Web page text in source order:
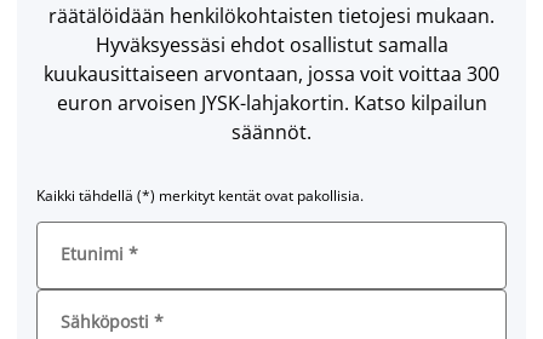
räätälöidään henkilökohtaisten tietojesi mukaan.
Hyväksyessäsi ehdot osallistut samalla
kuukausittaiseen arvontaan, jossa voit voittaa 300
euron arvoisen JYSK-lahjakortin. Katso kilpailun
säännöt.
Kaikki tähdellä (*) merkityt kentät ovat pakollisia.
Etunimi *
Sähköposti *